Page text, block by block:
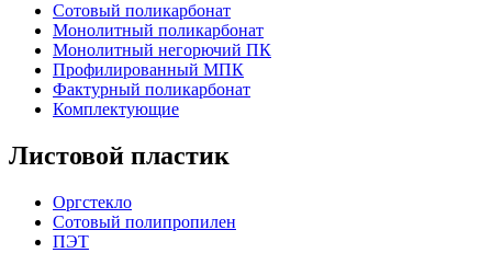
Сотовый поликарбонат
Монолитный поликарбонат
Монолитный негорючий ПК
Профилированный МПК
Фактурный поликарбонат
Комплектующие
Листовой пластик
Оргстекло
Cотовый полипропилен
ПЭТ